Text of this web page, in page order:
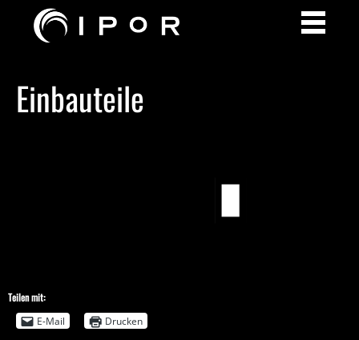
Einbauteile
Teilen mit:
E-Mail
Drucken